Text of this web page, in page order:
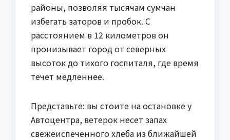
районы, позволяя тысячам сумчан
избегать заторов и пробок. С
расстоянием в 12 километров он
пронизывает город от северных
высоток до тихого госпиталя, где время
течет медленнее.
Представьте: вы стоите на остановке у
Автоцентра, ветерок несет запах
свежеиспеченного хлеба из ближайшей